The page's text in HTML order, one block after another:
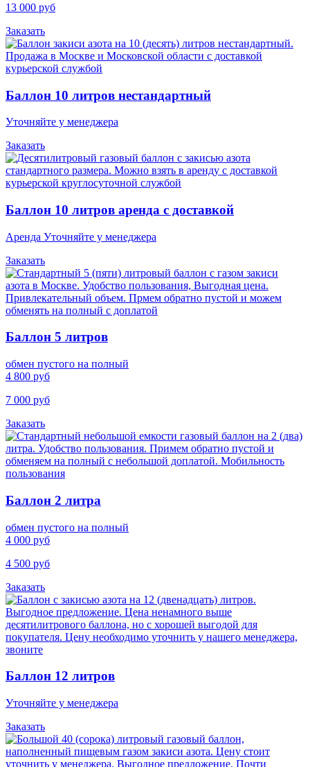
13 000 руб
Заказать
Баллон 10 литров нестандартный
Уточняйте у менеджера
Заказать
Баллон 10 литров аренда с доставкой
Аренда Уточняйте у менеджера
Заказать
Баллон 5 литров
обмен пустого на полный
4 800 руб
7 000 руб
Заказать
Баллон 2 литра
обмен пустого на полный
4 000 руб
4 500 руб
Заказать
Баллон 12 литров
Уточняйте у менеджера
Заказать